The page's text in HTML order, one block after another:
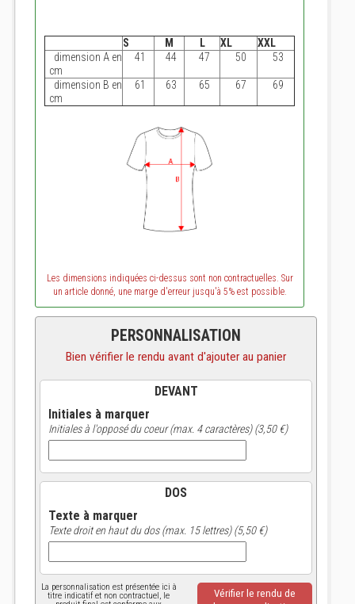
S M L XL
XXL
dimension A en
cm
41 44 47 50 53
dimension B en
cm
61 63 65 67 69
Les dimensions indiquées ci-dessus sont non contractuelles. Sur
un article donné, une marge d'erreur jusqu'à 5% est possible.
PERSONNALISATION
Bien vérifier le rendu avant d'ajouter au panier
DEVANT
Initiales à marquer
Initiales à l'opposé du coeur (max. 4 caractères) (3,50 €)
DOS
Texte à marquer
Texte droit en haut du dos (max. 15 lettres) (5,50 €)
La personnalisation est présentée ici à
titre indicatif et non contractuel, le
Vérifier le rendu de